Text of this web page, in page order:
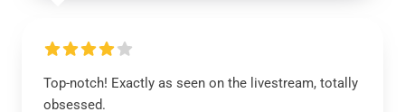
Top-notch! Exactly as seen on the livestream, totally
obsessed.